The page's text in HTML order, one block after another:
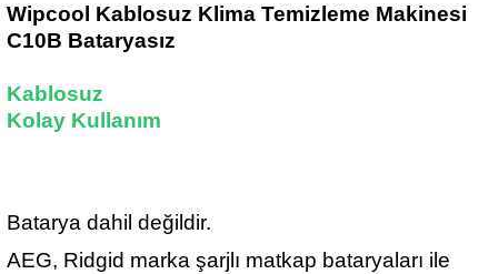
Wipcool Kablosuz Klima Temizleme Makinesi
C10B Bataryasız
Kablosuz
Kolay Kullanım
Batarya dahil değildir.
AEG, Ridgid marka şarjlı matkap bataryaları ile